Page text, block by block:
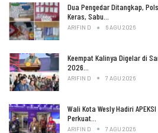
Dua Pengedar Ditangkap,
Keras, Sabu…
ARIFIN D 6 AGU 2026
Keempat Kalinya Digelar di
2026…
ARIFIN D 7 AGU 2026
Wali Kota Wesly Hadiri
Perkuat…
ARIFIN D 7 AGU 2026